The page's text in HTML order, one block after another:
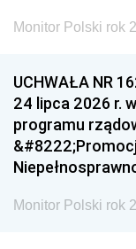
Monitor Polski rok
UCHWAŁA NR
24 lipca 2026 r.
programu
Monitor Polski rok